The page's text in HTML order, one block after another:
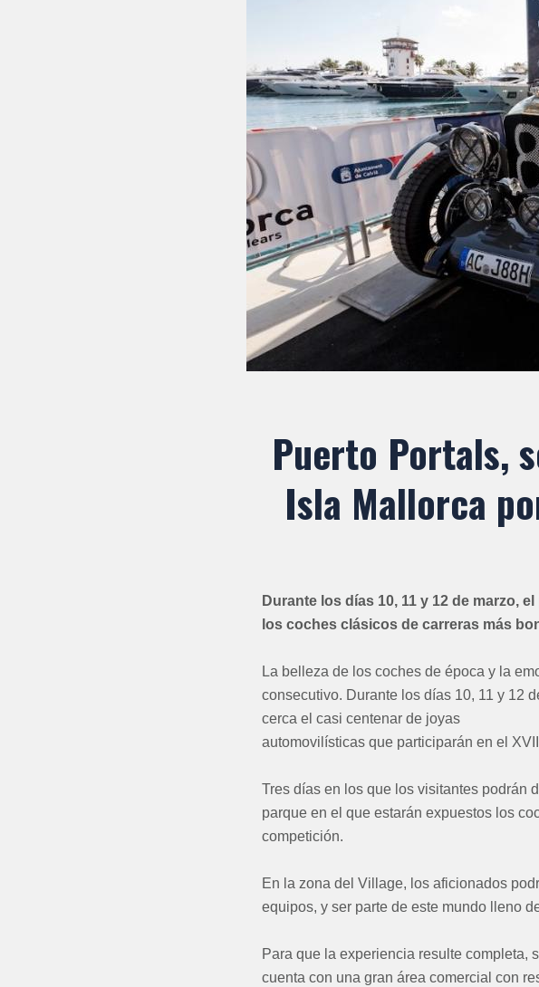
Puerto Portals,
Isla Mallorca
Durante los días 10, 11 y 12 de marzo,
los coches clásicos de carreras más
La belleza de los coches de época y la
consecutivo. Durante los días 10, 11 y 12
cerca el casi centenar de joyas
automovilísticas que participarán en el
Tres días en los que los visitantes podrán
parque en el que estarán expuestos los
competición.
En la zona del Village, los aficionados
equipos, y ser parte de este mundo lleno
Para que la experiencia resulte completa,
cuenta con una gran área comercial con